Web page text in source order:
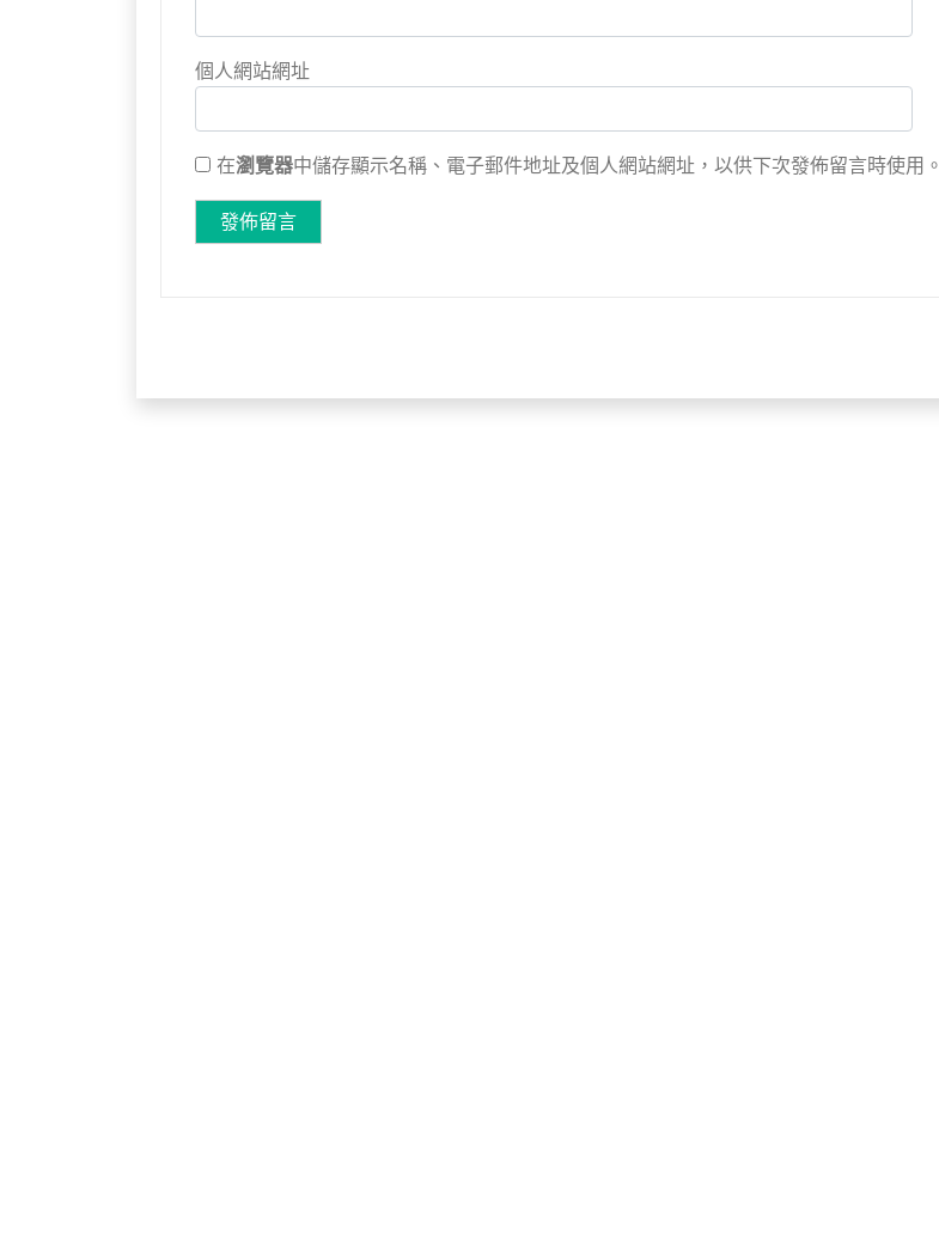
個人網站網址
在瀏覽器中儲存顯示名稱、電子郵件地址及個人網站網址，以供下次發佈留言時使用。